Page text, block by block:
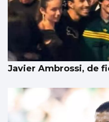
Javier Ambrossi, de